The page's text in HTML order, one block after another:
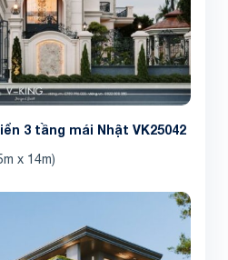
3 tầng mái Nhật VK25042
x 14m)